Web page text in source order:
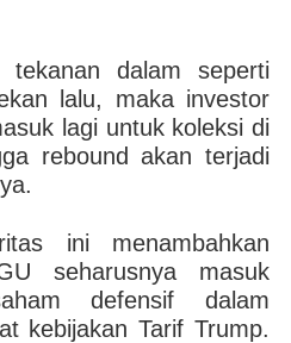
tekanan dalam seperti
lalu, maka investor
lagi untuk koleksi di
rebound akan terjadi
ini menambahkan
seharusnya masuk
defensif dalam
kebijakan Tarif Trump.